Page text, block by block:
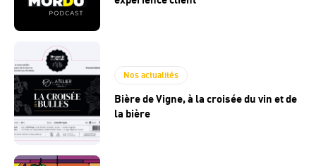
Nos actualités
Bière de Vigne, à la croisée du vin et de
la bière